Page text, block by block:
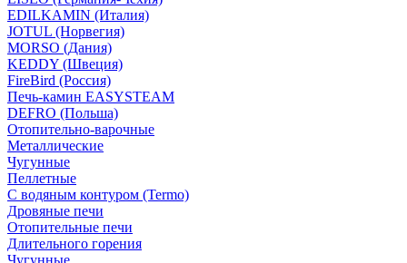
EDILKAMIN (Италия)
JOTUL (Норвегия)
MORSO (Дания)
KEDDY (Швеция)
FireBird (Россия)
Печь-камин EASYSTEAM
DEFRO (Польша)
Отопительно-варочные
Металлические
Чугунные
Пеллетные
С водяным контуром (Termo)
Дровяные печи
Отопительные печи
Длительного горения
Чугунные